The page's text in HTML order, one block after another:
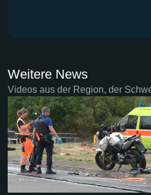
Weitere News
Videos aus der Region, der